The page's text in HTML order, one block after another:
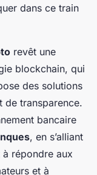
dans ce train
revêt une
blockchain, qui
des solutions
de transparence.
bancaire
, en s’alliant
répondre aux
et à